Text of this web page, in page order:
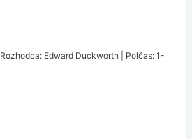
Rozhodca: Edward Duckworth
Polčas: 1-